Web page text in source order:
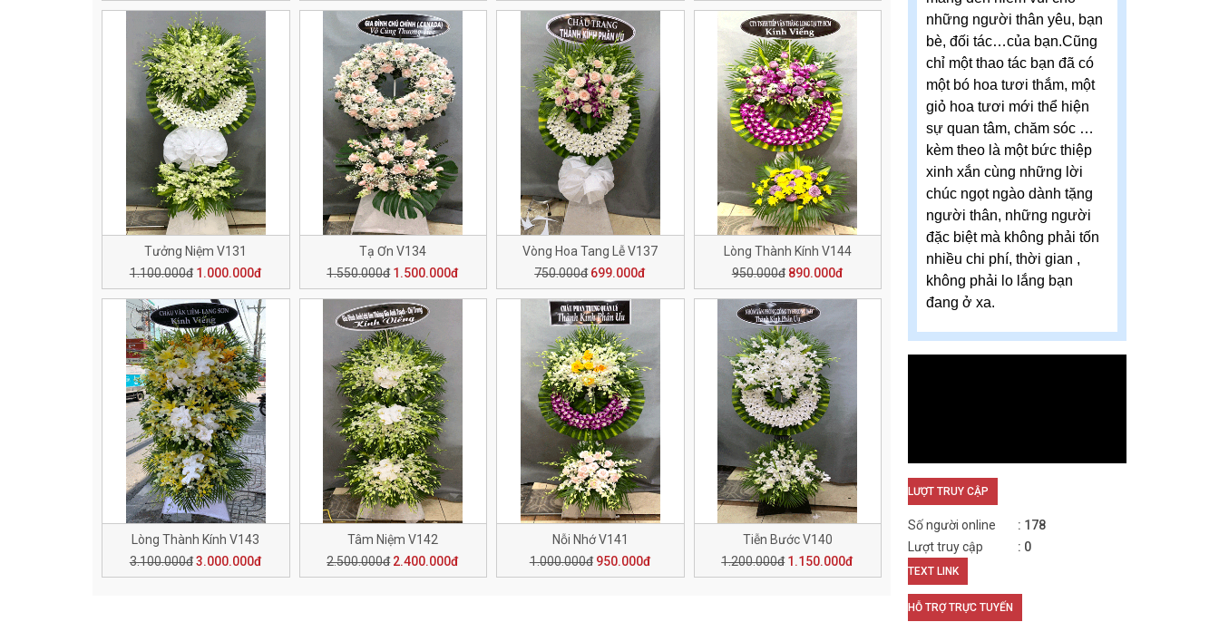
Tưởng Niệm V131
1.100.000đ 1.000.000đ
Tạ Ơn V134
1.550.000đ 1.500.000đ
Vòng Hoa Tang Lễ V137
750.000đ 699.000đ
Lòng Thành Kính V144
950.000đ 890.000đ
Lòng Thành Kính V143
3.100.000đ 3.000.000đ
Tâm Niệm V142
2.500.000đ 2.400.000đ
Nỗi Nhớ V141
1.000.000đ 950.000đ
Tiễn Bước V140
1.200.000đ 1.150.000đ
những người thân yêu, bạn
bè, đối tác…của bạn.Cũng
chỉ một thao tác bạn đã có
một bó hoa tươi thắm, một
giỏ hoa tươi mới thể hiện
sự quan tâm, chăm sóc …
kèm theo là một bức thiệp
xinh xắn cùng những lời
chúc ngọt ngào dành tặng
người thân, những người
đặc biệt mà không phải tốn
nhiều chi phí, thời gian ,
không phải lo lắng bạn
đang ở xa.
LƯỢT TRUY CẬP
Số người online
178
Lượt truy cập
0
TEXT LINK
HỖ TRỢ TRỰC TUYẾN